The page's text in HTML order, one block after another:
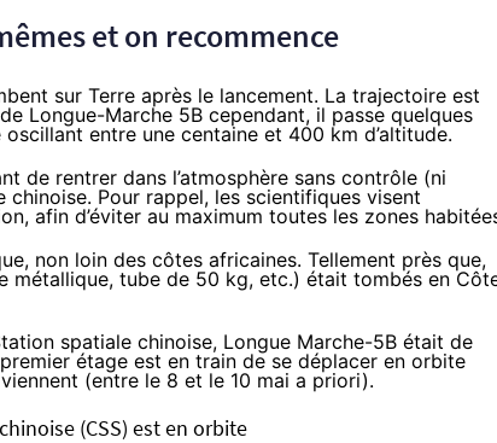
et on recommence
sur Terre après le lancement. La trajectoire est
Longue-Marche 5B cependant, il passe quelques
entre une centaine et 400 km d’altitude.
de rentrer dans l’atmosphère sans contrôle (ni
Pour rappel, les scientifiques visent
afin d’éviter au maximum toutes les zones
non loin des côtes africaines. Tellement près que,
métallique, tube de 50 kg, etc.) était tombés en
spatiale chinoise, Longue Marche-5B était de
étage est en train de se déplacer en orbite
(entre le 8 et le 10 mai a priori).
(CSS) est en orbite